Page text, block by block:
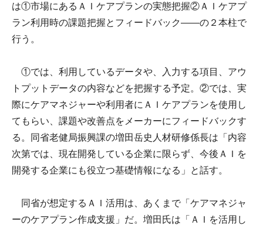
は①市場にあるＡＩケアプランの実態把握②ＡＩケアプ
ラン利用時の課題把握とフィードバック――の２本柱で
行う。
①では、利用しているデータや、入力する項目、アウ
トプットデータの内容などを把握する予定。②では、実
際にケアマネジャーや利用者にＡＩケアプランを使用し
てもらい、課題や改善点をメーカーにフィードバックす
る。同省老健局振興課の増田岳史人材研修係長は「内容
次第では、現在開発している企業に限らず、今後ＡＩを
開発する企業にも役立つ基礎情報になる」と話す。
同省が想定するＡＩ活用は、あくまで「ケアマネジャ
ーのケアプラン作成支援」だ。増田氏は「ＡＩを活用し